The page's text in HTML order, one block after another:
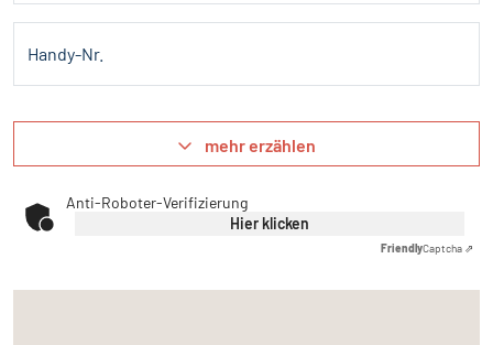
Handy-Nr.
mehr erzählen
Anti-Roboter-Verifizierung
Hier klicken
FriendlyCaptcha ⇗